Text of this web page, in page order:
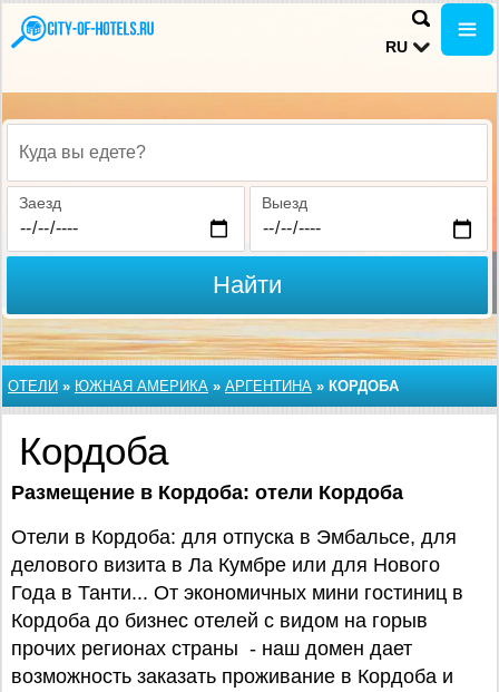
RU
Куда вы едете?
Заезд Выезд
Найти
ОТЕЛИ » ЮЖНАЯ АМЕРИКА » АРГЕНТИНА » КОРДОБА
Кордоба
Размещение в Кордоба: отели Кордоба
Отели в Кордоба: для отпуска в Эмбальсе, для
делового визита в Ла Кумбре или для Нового
Года в Танти... От экономичных мини гостиниц в
Кордоба до бизнес отелей с видом на горыв
прочих регионах страны - наш домен дает
возможность заказать проживание в Кордоба и